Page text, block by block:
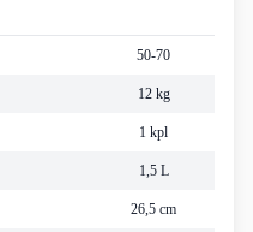
50-70
12 kg
1 kpl
1,5 L
26,5 cm